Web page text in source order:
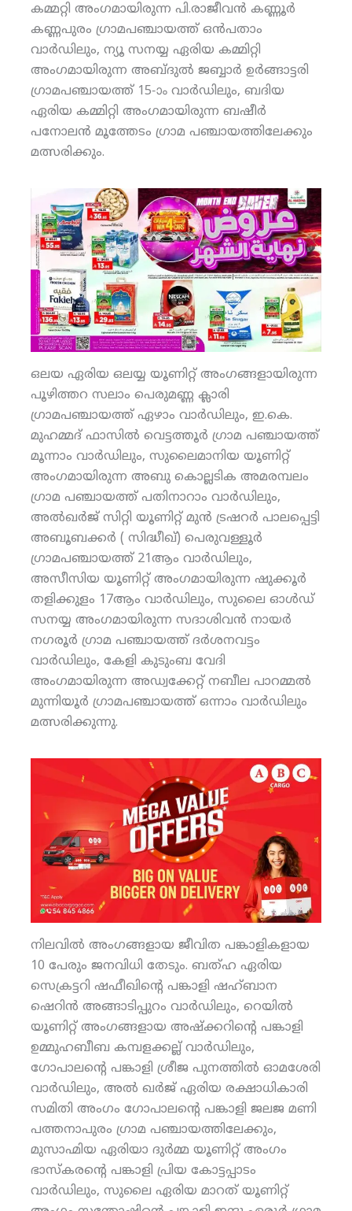
കമ്മറ്റി അംഗമായിരുന്ന പി.രാജീവന്‍ കണ്ണൂര്‍
കണ്ണപുരം ഗ്രാമപഞ്ചായത്ത് ഒന്‍പതാം
വാര്‍ഡിലും, ന്യൂ സനയ്യ ഏരിയ കമ്മിറ്റി
അംഗമായിരുന്ന അബ്ദുല്‍ ജബ്ബാര്‍ ഉര്‍ങ്ങാട്ടരി
ഗ്രാമപഞ്ചായത്ത് 15-ാം വാര്‍ഡിലും, ബദിയ
ഏരിയ കമ്മിറ്റി അംഗമായിരുന്ന ബഷീര്‍
പനോലന്‍ മൂത്തേടം ഗ്രാമ പഞ്ചായത്തിലേക്കും
മത്സരിക്കും.
ഒലയ ഏരിയ ഒലയ്യ യൂണിറ്റ് അംഗങ്ങളായിരുന്ന
പൂഴിത്തറ സലാം പെരുമണ്ണ ക്ലാരി
ഗ്രാമപഞ്ചായത്ത് ഏഴാം വാര്‍ഡിലും, ഇ.കെ.
മുഹമ്മദ് ഫാസില്‍ വെട്ടത്തൂര്‍ ഗ്രാമ പഞ്ചായത്ത്
മൂന്നാം വാര്‍ഡിലും, സുലൈമാനിയ യൂണിറ്റ്
അംഗമായിരുന്ന അബു കൊല്ലടിക അമരമ്പലം
ഗ്രാമ പഞ്ചായത്ത് പതിനാറാം വാര്‍ഡിലും,
അല്‍ഖര്‍ജ് സിറ്റി യൂണിറ്റ് മുന്‍ ട്രഷറര്‍ പാലപ്പെട്ടി
അബൂബക്കര്‍ ( സിദ്ധീഖ്) പെരുവള്ളൂര്‍
ഗ്രാമപഞ്ചായത്ത് 21ആം വാര്‍ഡിലും,
അസീസിയ യൂണിറ്റ് അംഗമായിരുന്ന ഷുക്കൂര്‍
തളിക്കുളം 17ആം വാര്‍ഡിലും, സുലൈ ഓള്‍ഡ്
സനയ്യ അംഗമായിരുന്ന സദാശിവന്‍ നായര്‍
നഗരൂര്‍ ഗ്രാമ പഞ്ചായത്ത് ദര്‍ശനവട്ടം
വാര്‍ഡിലും, കേളി കുടുംബ വേദി
അംഗമായിരുന്ന അഡ്വക്കേറ്റ് നബീല പാറമ്മല്‍
മുന്നിയൂര്‍ ഗ്രാമപഞ്ചായത്ത് ഒന്നാം വാര്‍ഡിലും
മത്സരിക്കുന്നു.
നിലവില്‍ അംഗങ്ങളായ ജീവിത പങ്കാളികളായ
10 പേരും ജനവിധി തേടും. ബത്ഹ ഏരിയ
സെക്രട്ടറി ഷഫീഖിന്റെ പങ്കാളി ഷഹ്ബാന
ഷെറിന്‍ അങ്ങാടിപ്പുറം വാര്‍ഡിലും, റെയില്‍
യൂണിറ്റ് അംഗങ്ങളായ അഷ്‌ക്കറിന്റെ പങ്കാളി
ഉമ്മുഹബീബ കമ്പളക്കല്ല് വാര്‍ഡിലും,
ഗോപാലന്റെ പങ്കാളി ശ്രീജ പുനത്തില്‍ ഓമശേരി
വാര്‍ഡിലും, അല്‍ ഖര്‍ജ് ഏരിയ രക്ഷാധികാരി
സമിതി അംഗം ഗോപാലന്റെ പങ്കാളി ജലജ മണി
പത്തനാപുരം ഗ്രാമ പഞ്ചായത്തിലേക്കും,
മുസാഹ്മിയ ഏരിയാ ദുര്‍മ്മ യൂണിറ്റ് അംഗം
ഭാസ്‌കരന്റെ പങ്കാളി പ്രിയ കോട്ടപ്പാടം
വാര്‍ഡിലും, സുലൈ ഏരിയ മാറത് യൂണിറ്റ്